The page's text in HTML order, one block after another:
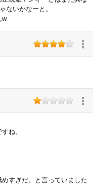
ないかなーと。
w
ね。
すぎだ。と言っていました